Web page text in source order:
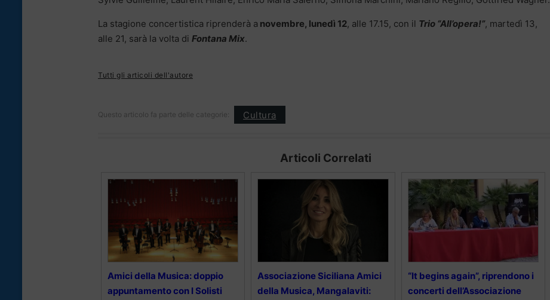
La stagione concertistica riprenderà a novembre, lunedì 12, alle 17.15, con il Trio “All’opera!”, martedì 13,
alle 21, sarà la volta di Fontana Mix.
Tutti gli articoli dell'autore
Questo articolo fa parte delle categorie: Cultura
Articoli Correlati
Amici della Musica: doppio
appuntamento con I Solisti
Associazione Siciliana Amici
della Musica, Mangalaviti:
“It begins again”, riprendono i
concerti dell’Associazione